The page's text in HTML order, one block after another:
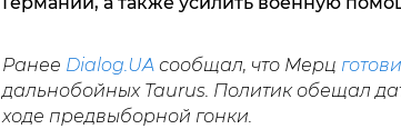
Ранее Dialog.UAсообщал, что Мерц
дальнобойных Taurus. Политик обещал
ходе предвыборной гонки.